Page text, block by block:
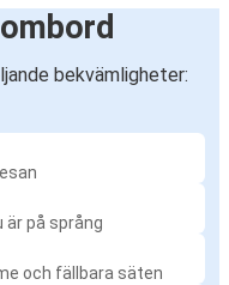
bekvämligheter:
är på språng
och fällbara säten